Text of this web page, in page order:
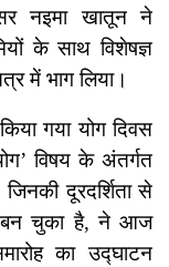
नइमा खातून ने
के साथ विशेषज्ञ
में भाग लिया।
गया योग दिवस
विषय के अंतर्गत
दूरदर्शिता से
बन चुका है, ने आज
का उद्घाटन